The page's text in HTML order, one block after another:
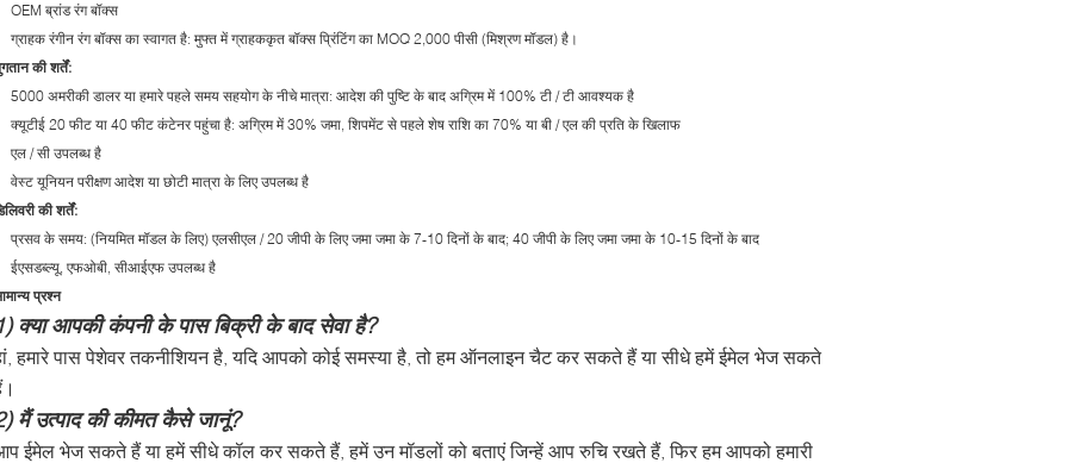
OEM ब्रांड रंग बॉक्स
ग्राहक रंगीन रंग बॉक्स का स्वागत है: मुफ्त में ग्राहककृत बॉक्स प्रिंटिंग का MOQ 2,000 पीसी (मिश्रण मॉडल) है।
की शर्तें:
5000 अमरीकी डालर या हमारे पहले समय सहयोग के नीचे मात्रा: आदेश की पुष्टि के बाद अग्रिम में 100% टी / टी आवश्यक है
क्यूटीई 20 फीट या 40 फीट कंटेनर पहुंचा है: अग्रिम में 30% जमा, शिपमेंट से पहले शेष राशि का 70% या बी / एल की प्रति के खिलाफ
एल / सी उपलब्ध है
वेस्ट यूनियन परीक्षण आदेश या छोटी मात्रा के लिए उपलब्ध है
की शर्तें:
प्रसव के समय: (नियमित मॉडल के लिए) एलसीएल / 20 जीपी के लिए जमा जमा के 7-10 दिनों के बाद; 40 जीपी के लिए जमा जमा के 10-15 दिनों के बाद
ईएसडब्ल्यू, एफओबी, सीआईएफ उपलब्ध है
प्रश्न
क्या आपकी कंपनी के पास बिक्री के बाद सेवा है?
हमारे पास पेशेवर तकनीशियन है, यदि आपको कोई समस्या है, तो हम ऑनलाइन चैट कर सकते हैं या सीधे हमें ईमेल भेज सकते
मैं उत्पाद की कीमत कैसे जानूं?
ईमेल भेज सकते हैं या हमें सीधे कॉल कर सकते हैं, हमें उन मॉडलों को बताएं जिन्हें आप रुचि रखते हैं, फिर हम आपको हमारी